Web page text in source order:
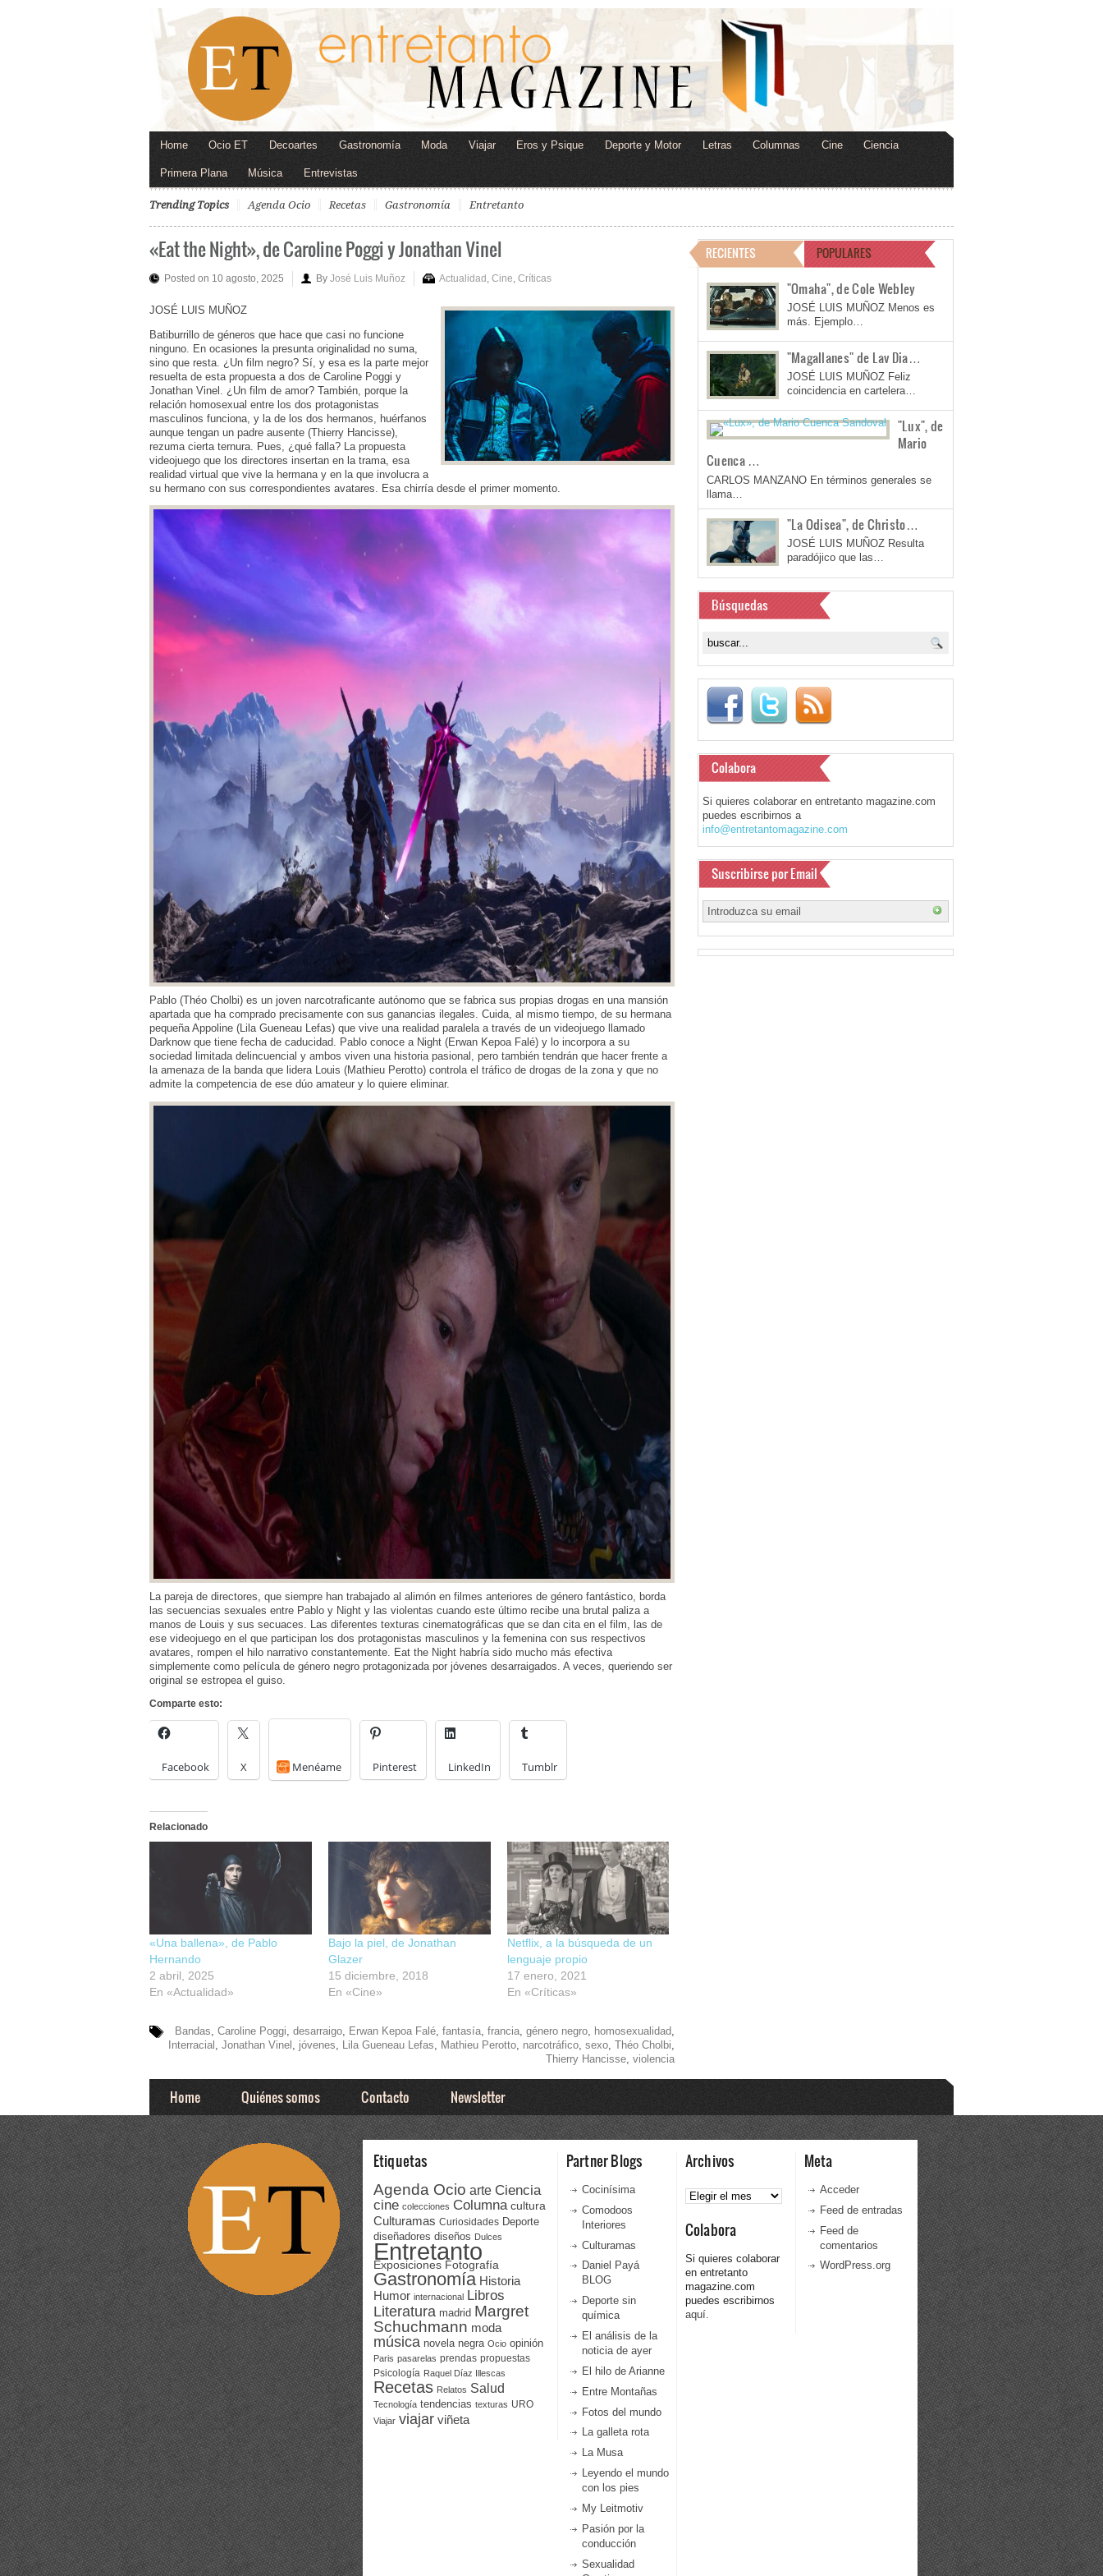
Home Ocio ET Decoartes Gastronomía Moda Viajar Eros y Psique Deporte y Motor Letras Columnas Cine Ciencia
Primera Plana Música Entrevistas
Trending Topics Agenda Ocio Recetas Gastronomía Entretanto
«Eat the Night», de Caroline Poggi y Jonathan Vinel
Posted on 10 agosto, 2025 By José Luis Muñoz Actualidad Cine Críticas
JOSÉ LUIS MUÑOZ
Batiburrillo de géneros que hace que casi no funcione
ninguno. En ocasiones la presunta originalidad no suma,
sino que resta. ¿Un film negro? Sí, y esa es la parte mejor
resuelta de esta propuesta a dos de Caroline Poggi y
Jonathan Vinel. ¿Un film de amor? También, porque la
relación homosexual entre los dos protagonistas
masculinos funciona, y la de los dos hermanos, huérfanos
aunque tengan un padre ausente (Thierry Hancisse),
rezuma cierta ternura. Pues, ¿qué falla? La propuesta
videojuego que los directores insertan en la trama, esa
realidad virtual que vive la hermana y en la que involucra a
su hermano con sus correspondientes avatares. Esa chirría desde el primer momento.
Pablo (Théo Cholbi) es un joven narcotraficante autónomo que se fabrica sus propias drogas en una mansión
apartada que ha comprado precisamente con sus ganancias ilegales. Cuida, al mismo tiempo, de su hermana
pequeña Appoline (Lila Gueneau Lefas) que vive una realidad paralela a través de un videojuego llamado
Darknow que tiene fecha de caducidad. Pablo conoce a Night (Erwan Kepoa Falé) y lo incorpora a su
sociedad limitada delincuencial y ambos viven una historia pasional, pero también tendrán que hacer frente a
la amenaza de la banda que lidera Louis (Mathieu Perotto) controla el tráfico de drogas de la zona y que no
admite la competencia de ese dúo amateur y lo quiere eliminar.
La pareja de directores, que siempre han trabajado al alimón en filmes anteriores de género fantástico, borda
las secuencias sexuales entre Pablo y Night y las violentas cuando este último recibe una brutal paliza a
manos de Louis y sus secuaces. Las diferentes texturas cinematográficas que se dan cita en el film, las de
ese videojuego en el que participan los dos protagonistas masculinos y la femenina con sus respectivos
avatares, rompen el hilo narrativo constantemente. Eat the Night habría sido mucho más efectiva
simplemente como película de género negro protagonizada por jóvenes desarraigados. A veces, queriendo ser
original se estropea el guiso.
Comparte esto:
Facebook X Menéame Pinterest LinkedIn Tumblr
Relacionado
«Una ballena», de Pablo
Hernando
2 abril, 2025
En «Actualidad»
Bajo la piel, de Jonathan
Glazer
15 diciembre, 2018
En «Cine»
Netflix, a la búsqueda de un
lenguaje propio
17 enero, 2021
En «Críticas»
Bandas, Caroline Poggi, desarraigo, Erwan Kepoa Falé, fantasía, francia, género negro, homosexualidad,
Interracial , Jonathan Vinel , jóvenes, Lila Gueneau Lefas, Mathieu Perotto, narcotráfico, sexo, Théo Cholbi,
Thierry Hancisse, violencia
RECIENTES POPULARES
"Omaha", de Cole Webley
JOSÉ LUIS MUÑOZ Menos es
más. Ejemplo…
"Magallanes" de Lav Dia…
JOSÉ LUIS MUÑOZ Feliz
coincidencia en cartelera…
"Lux", de
Mario
Cuenca …
CARLOS MANZANO En términos generales se
llama…
"La Odisea", de Christo…
JOSÉ LUIS MUÑOZ Resulta
paradójico que las…
Búsquedas
Colabora
Si quieres colaborar en entretanto magazine.com
puedes escribirnos a
info@entretantomagazine.com
Suscribirse por Email
Home Quiénes somos Contacto Newsletter
Etiquetas
Agenda Ocio arte Ciencia
cine colecciones Columna cultura
Culturamas Curiosidades Deporte
diseñadores diseños Dulces
Entretanto
Exposiciones Fotografía
Gastronomía Historia
Humor internacional Libros
Literatura madrid Margret
Schuchmann moda
música novela negra Ocio opinión
Paris pasarelas prendas propuestas
Psicología Raquel Díaz Illescas
Recetas Relatos Salud
Tecnología tendencias texturas URO
Viajar viajar viñeta
Partner Blogs
Cocinísima
Comodoos
Interiores
Culturamas
Daniel Payá
BLOG
Deporte sin
química
El análisis de la
noticia de ayer
El hilo de Arianne
Entre Montañas
Fotos del mundo
La galleta rota
La Musa
Leyendo el mundo
con los pies
My Leitmotiv
Pasión por la
conducción
Sexualidad
Archivos
Archivos
Colabora
Si quieres colaborar
en entretanto
magazine.com
puedes escribirnos
aquí.
Meta
Acceder
Feed de entradas
Feed de
comentarios
WordPress.org